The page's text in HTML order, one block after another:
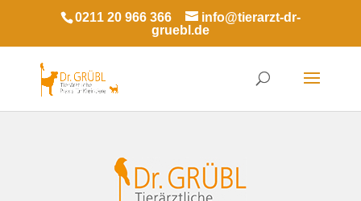
0211 20 966 366
info@tierarzt-dr-
gruebl.de